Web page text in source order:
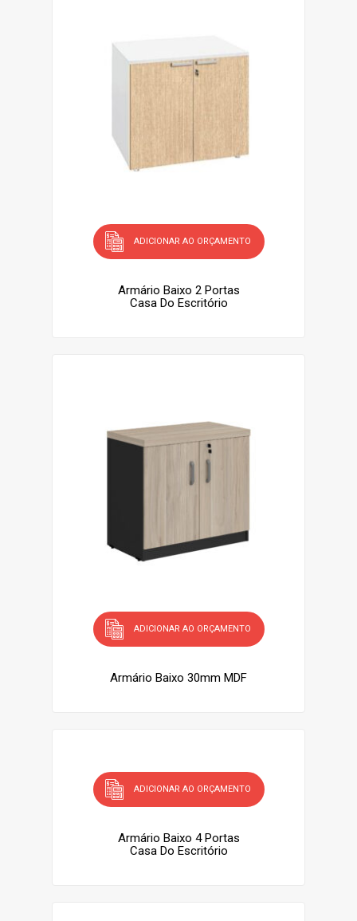
ADICIONAR AO ORÇAMENTO
Armário Baixo 2 Portas
Casa Do Escritório
ADICIONAR AO ORÇAMENTO
Armário Baixo 30mm MDF
ADICIONAR AO ORÇAMENTO
Armário Baixo 4 Portas
Casa Do Escritório